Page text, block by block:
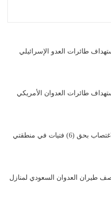
طائرات العدو الإسرائيلي
طائرات العدوان الأمريكي
بيان إدانة جريمة الاغتصاب بحق (6) فتيات في منطقتي
طيران العدوان السعودي لمنازل